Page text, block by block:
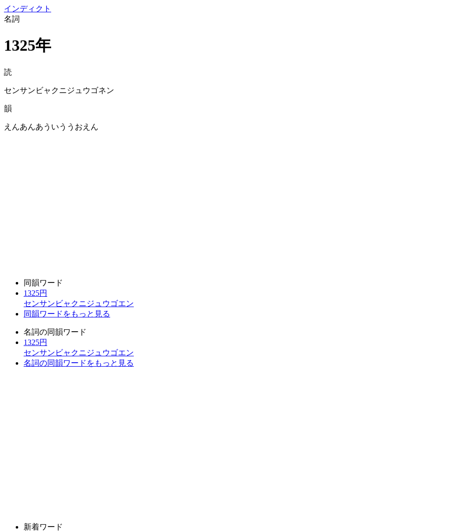
インディクト
名詞
1325年
読
センサンビャクニジュウゴネン
韻
えんあんあういううおえん
同韻ワード
1325円
センサンビャクニジュウゴエン
同韻ワードをもっと見る
名詞の同韻ワード
1325円
センサンビャクニジュウゴエン
名詞の同韻ワードをもっと見る
新着ワード